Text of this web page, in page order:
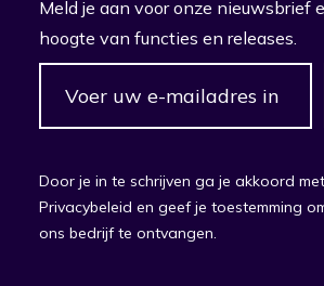
Meld je aan voor onze nieuwsbrief
hoogte van functies en releases.
Door je in te schrijven ga je akkoord
Privacybeleid en geef je toestemming
ons bedrijf te ontvangen.